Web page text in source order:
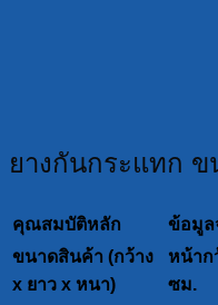
ยางกันกระแทก ข
คุณสมบัติหลัก
ข้อมูล
ขนาดสินค้า (กว้าง
x ยาว x หนา)
หน้าก
ซม.